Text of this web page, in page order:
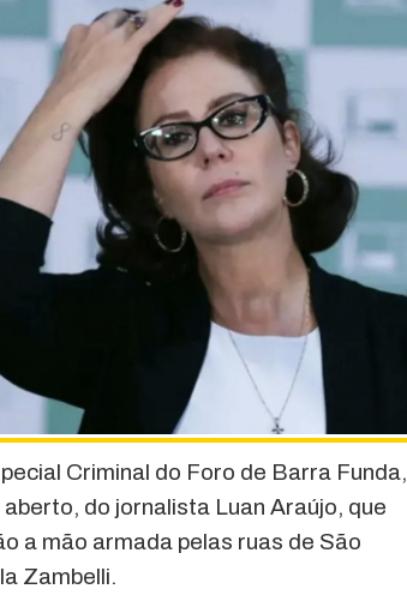
Criminal do Foro de Barra Funda,
do jornalista Luan Araújo, que
a mão armada pelas ruas de São
Zambelli.